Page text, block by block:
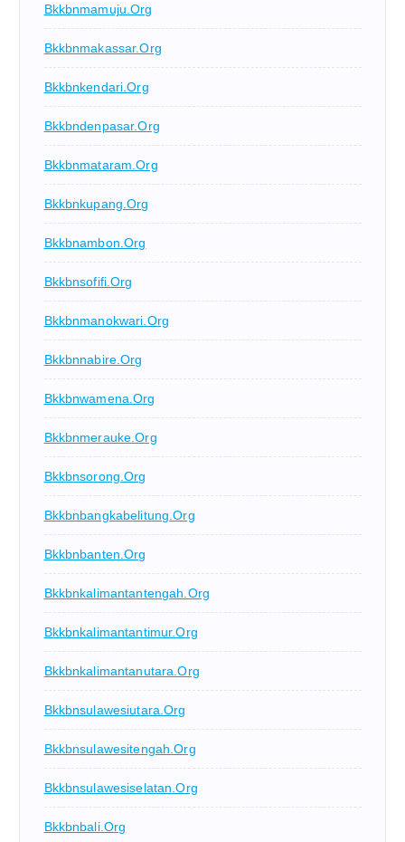
Bkkbnmamuju.org
Bkkbnmakassar.org
Bkkbnkendari.org
Bkkbndenpasar.org
Bkkbnmataram.org
Bkkbnkupang.org
Bkkbnambon.org
Bkkbnsofifi.org
Bkkbnmanokwari.org
Bkkbnnabire.org
Bkkbnwamena.org
Bkkbnmerauke.org
Bkkbnsorong.org
Bkkbnbangkabelitung.org
Bkkbnbanten.org
Bkkbnkalimantantengah.org
Bkkbnkalimantantimur.org
Bkkbnkalimantanutara.org
Bkkbnsulawesiutara.org
Bkkbnsulawesitengah.org
Bkkbnsulawesiselatan.org
Bkkbnbali.org